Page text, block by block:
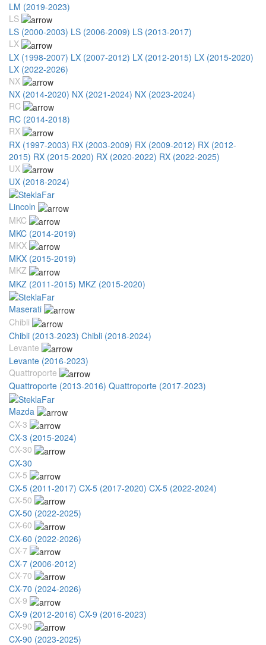
LM (2019-2023)
LS
LS (2000-2003) LS (2006-2009) LS (2013-2017)
LX
LX (1998-2007) LX (2007-2012) LX (2012-2015) LX (2015-2020)
LX (2022-2026)
NX
NX (2014-2020) NX (2021-2024) NX (2023-2024)
RC
RC (2014-2018)
RX
RX (1997-2003) RX (2003-2009) RX (2009-2012) RX (2012-
2015) RX (2015-2020) RX (2020-2022) RX (2022-2025)
UX
UX (2018-2024)
Lincoln
MKC
MKC (2014-2019)
MKX
MKX (2015-2019)
MKZ
MKZ (2011-2015) MKZ (2015-2020)
Maserati
Chibli
Chibli (2013-2023) Chibli (2018-2024)
Levante
Levante (2016-2023)
Quattroporte
Quattroporte (2013-2016) Quattroporte (2017-2023)
Mazda
CX-3
CX-3 (2015-2024)
CX-30
CX-30
CX-5
CX-5 (2011-2017) CX-5 (2017-2020) CX-5 (2022-2024)
CX-50
CX-50 (2022-2025)
CX-60
CX-60 (2022-2026)
CX-7
CX-7 (2006-2012)
CX-70
CX-70 (2024-2026)
CX-9
CX-9 (2012-2016) CX-9 (2016-2023)
CX-90
CX-90 (2023-2025)